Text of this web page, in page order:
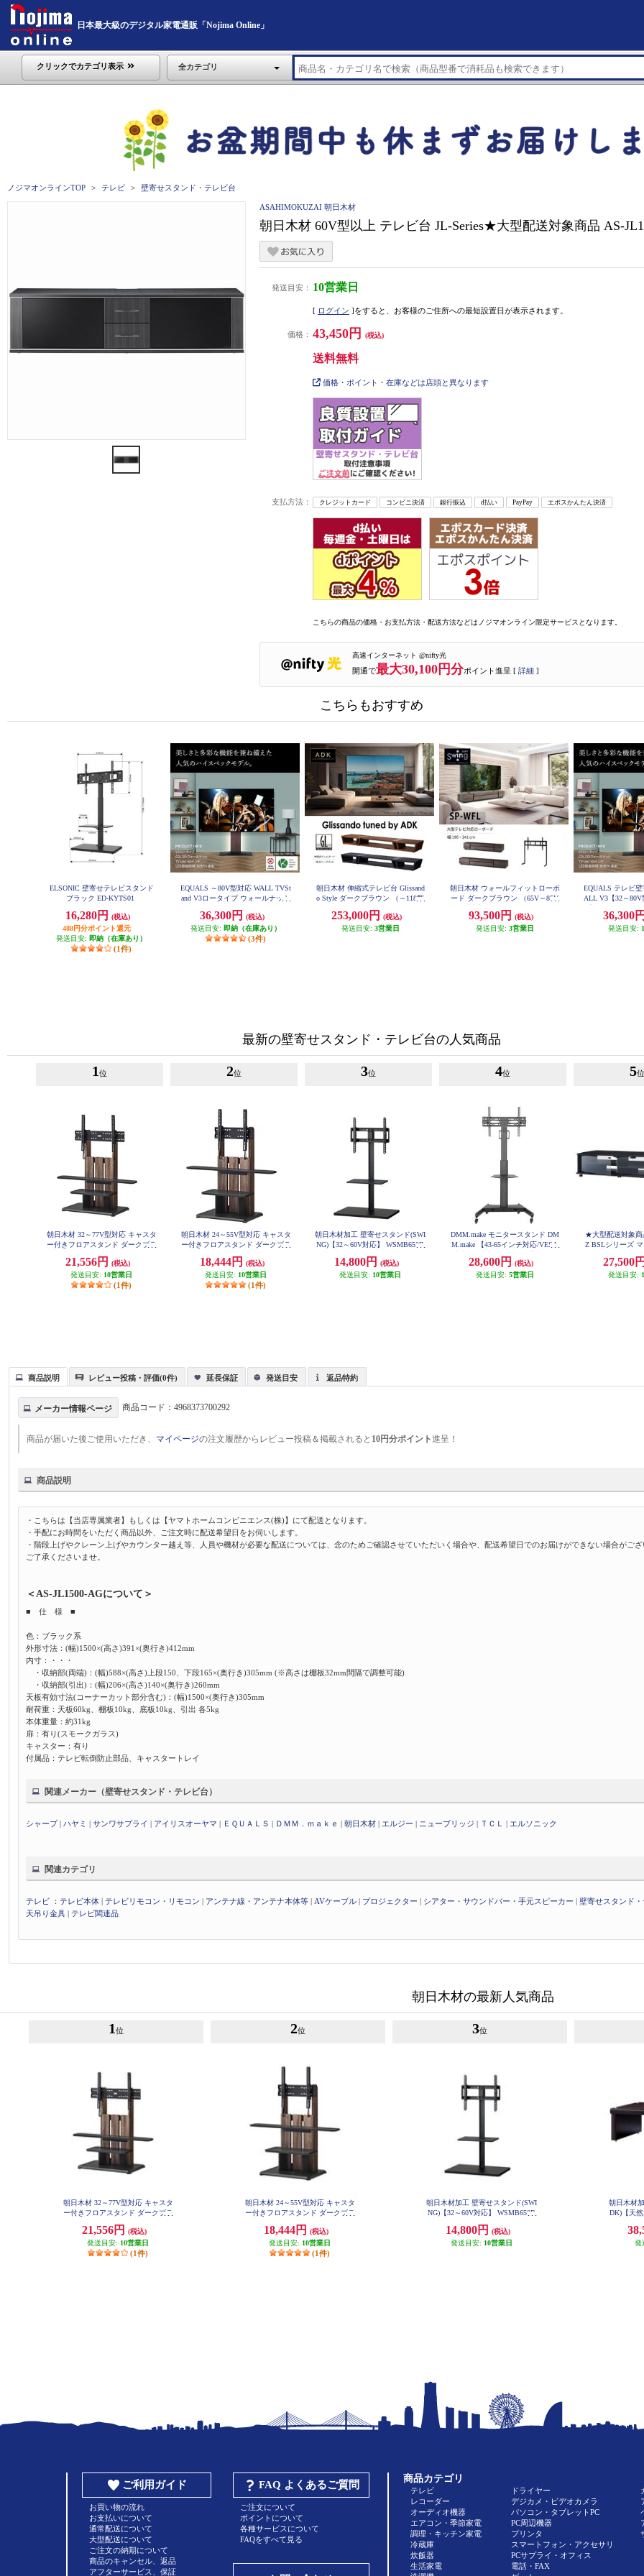
日本最大級のデジタル家電通販「Nojima Online」
クリックでカテゴリ表示 全カテゴリ
ノジマオンラインTOP テレビ 壁寄せスタンド・テレビ台
ASAHIMOKUZAI 朝日木材
朝日木材 60V型以上 テレビ台 JL-Series★大型配送対象商品 AS-
発送目安： 10営業日
[ ログイン ]をすると、お客様のご住所への最短設置日が表示されます。
価格： 43,450円 (税込)
送料無料
価格・ポイント・在庫などは店頭と異なります
支払方法： クレジットカード コンビニ決済 銀行振込 d払い PayPay エポスかんたん決済
こちらの商品の価格・お支払方法・配送方法などはノジマオンライン限定サービスとなります。
高速インターネット @nifty光
開通で最大30,100円分ポイント進呈 [ 詳細 ]
こちらもおすすめ
ELSONIC 壁寄せテレビスタンド
ブラック ED-KYTS01
16,280円
(税込)
488円分ポイント還元
発送目安: 即納（在庫あり）
(1件)
EQUALS ～80V型対応 WALL TVSt
and V3ロータイプ ウォールナット
36,300円
(税込)
発送目安: 即納（在庫あり）
(3件)
朝日木材 伸縮式テレビ台 Glissand
o Style ダークブラウン （～118型
253,000円
(税込)
発送目安: 3営業日
朝日木材 ウォールフィットローボ
ード ダークブラウン （65V～85V
93,500円
(税込)
発送目安: 3営業日
EQUALS テレビ
ALL V3【32～80V
36,300円
発送目安:
最新の壁寄せスタンド・テレビ台の人気商品
1 位
朝日木材 32～77V型対応 キャスタ
ー付きフロアスタンド ダークブラ
21,556円
(税込)
発送目安: 10営業日
(1件)
2位
朝日木材 24～55V型対応 キャスタ
ー付きフロアスタンド ダークブラ
18,444円
(税込)
発送目安: 10営業日
(1件)
3位
朝日木材加工 壁寄せスタンド(SWI
NG)【32～60V対応】 WSMB650B
14,800円
(税込)
発送目安: 10営業日
4位
DMM.make モニタースタンド DM
M.make 【43-65インチ対応/VESA
ま高さ調整可能/ブラック/2022年8
月モデル】 DKS-LCS14
28,600円
(税込)
発送目安: 5営業日
5位
★大型配送対象商
Z BSLシリーズ
型テレビ対応)
27,500円
発送目安:
商品説明 レビュー投稿・評価(0件) 延長保証 発送目安 返品特約
メーカー情報ページ 商品コード：4968373700292
商品が届いた後ご使用いただき、 マイページの注文履歴からレビュー投稿＆掲載されると 10円分ポイント進呈！
商品説明
・こちらは【当店専属業者】もしくは【ヤマトホームコンビニエンス(株)】にて配送となります。
・手配にお時間をいただく商品以外、ご注文時に配送希望日をお伺いします。
・階段上げやクレーン上げやカウンター越え等、人員や機材が必要な配送については、念のためご確認させていただいく場合や、配送希望日でのお届けができない場合がご
ご了承くださいませ。
＜AS-JL1500-AGについて＞
■ 仕 様 ■
色：ブラック系
外形寸法：(幅)1500×(高さ)391×(奥行き)412mm
内寸：・・・
・収納部(両端)：(幅)588×(高さ)上段150、下段165×(奥行き)305mm (※高さは棚板32mm間隔で調整可能)
・収納部(引出)：(幅)206×(高さ)140×(奥行き)260mm
天板有効寸法(コーナーカット部分含む)：(幅)1500×(奥行き)305mm
耐荷重：天板60kg、棚板10kg、底板10kg、引出 各5kg
本体重量：約31kg
扉：有り(スモークガラス)
キャスター：有り
付属品：テレビ転倒防止部品、キャスタートレイ
関連メーカー（壁寄せスタンド・テレビ台）
シャープ|ハヤミ |サンワサプライ | アイリスオーヤマ | ＥＱＵＡＬＳ | ＤＭＭ．ｍａｋｅ |朝日木材 | エルジー | ニューブリッジ | ＴＣＬ | エルソニック
関連カテゴリ
テレビ ：テレビ本体 |テレビリモコン・リモコン | アンテナ線・アンテナ本体等 | AVケーブル | プロジェクター | シアター・サウンドバー・手元スピーカー |壁寄せスタンド・
天吊り金具 |テレビ関連品
朝日木材の最新人気商品
1 位
朝日木材 32～77V型対応 キャスタ
ー付きフロアスタンド ダークブラ
21,556円
(税込)
発送目安: 10営業日
(1件)
2位
朝日木材 24～55V型対応 キャスタ
ー付きフロアスタンド ダークブラ
18,444円
(税込)
発送目安: 10営業日
(1件)
3位
朝日木材加工 壁寄せスタンド(SWI
NG)【32～60V対応】 WSMB650B
14,800円
(税込)
発送目安: 10営業日
朝日木材
DK)【天然
発
ご利用ガイド
お買い物の流れ
お支払いについて
通常配送について
大型配送について
ご注文の納期について
商品のキャンセル、返品
アフターサービス、保証
FAQ よくあるご質問
ご注文について
ポイントについて
各種サービスについて
FAQをすべて見る
商品カテゴリ
テレビ
レコーダー
オーディオ機器
エアコン・季節家電
調理・キッチン家電
冷蔵庫
炊飯器
生活家電
ドライヤー
デジカメ・ビデオカメラ
パソコン・タブレットPC
PC周辺機器
プリンタ
スマートフォン・アクセサリ
PCサプライ・オフィス
電話・FAX